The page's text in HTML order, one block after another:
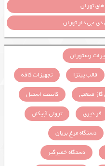
تهران
دی جی دار تهران
رستوران
قالب پیتزا
تجهیزات کافه
گاز صنعتی
کابینت استیل
فر دیزی
ترولی آبچکان
دستگاه مرغ بریان
دستگاه خمیرگیر